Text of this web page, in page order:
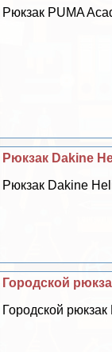
Рюкзак PUMA
Рюкзак Dakine
Рюкзак Dakine
Городской
Городской